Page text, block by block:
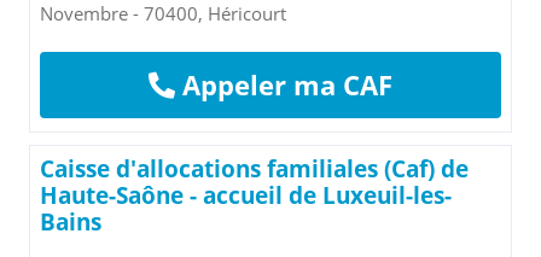
Novembre - 70400, Héricourt
Appeler ma CAF
Caisse d'allocations familiales (Caf) de
Haute-Saône - accueil de Luxeuil-les-
Bains